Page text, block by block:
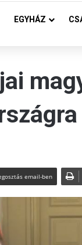
EGYHÁZ
email-ben